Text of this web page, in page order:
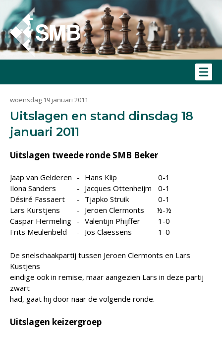
woensdag 19 januari 2011
Uitslagen en stand dinsdag 18
januari 2011
Uitslagen tweede ronde SMB Beker
Jaap van Gelderen - Hans Klip
0-1
Ilona Sanders
- Jacques Ottenheijm
0-1
Désiré Fassaert
- Tjapko Struik
0-1
Lars Kurstjens
- Jeroen Clermonts
½-½
Caspar Hermeling - Valentijn Phijffer
1-0
Frits Meulenbeld
- Jos Claessens 1-0
De snelschaakpartij tussen Jeroen Clermonts en Lars
Kustjens
eindige ook in remise, maar aangezien Lars in deze partij
zwart
had, gaat hij door naar de volgende ronde.
Uitslagen keizergroep